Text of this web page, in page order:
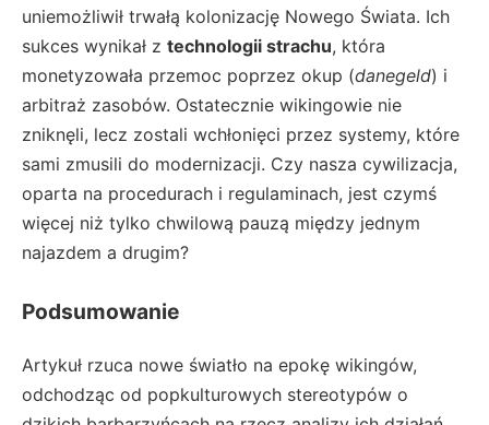
uniemożliwił trwałą kolonizację Nowego Świata. Ich
sukces wynikał z technologii strachu, która
monetyzowała przemoc poprzez okup (danegeld) i
arbitraż zasobów. Ostatecznie wikingowie nie
zniknęli, lecz zostali wchłonięci przez systemy, które
sami zmusili do modernizacji. Czy nasza cywilizacja,
oparta na procedurach i regulaminach, jest czymś
więcej niż tylko chwilową pauzą między jednym
najazdem a drugim?
Podsumowanie
Artykuł rzuca nowe światło na epokę wikingów,
odchodząc od popkulturowych stereotypów o